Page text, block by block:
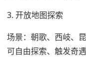
3. 开放地图探索
场景：朝歌、西岐、
可自由探索、触发奇